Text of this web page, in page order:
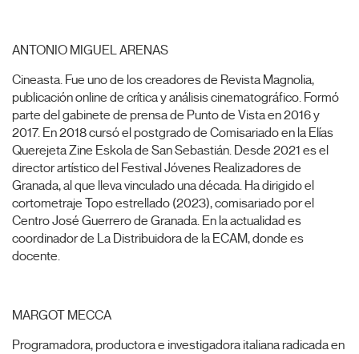
ANTONIO MIGUEL ARENAS
Cineasta. Fue uno de los creadores de Revista Magnolia,
publicación online de crítica y análisis cinematográfico. Formó
parte del gabinete de prensa de Punto de Vista en 2016 y
2017. En 2018 cursó el postgrado de Comisariado en la Elías
Querejeta Zine Eskola de San Sebastián. Desde 2021 es el
director artístico del Festival Jóvenes Realizadores de
Granada, al que lleva vinculado una década. Ha dirigido el
cortometraje Topo estrellado (2023), comisariado por el
Centro José Guerrero de Granada. En la actualidad es
coordinador de La Distribuidora de la ECAM, donde es
docente.
MARGOT MECCA
Programadora, productora e investigadora italiana radicada en